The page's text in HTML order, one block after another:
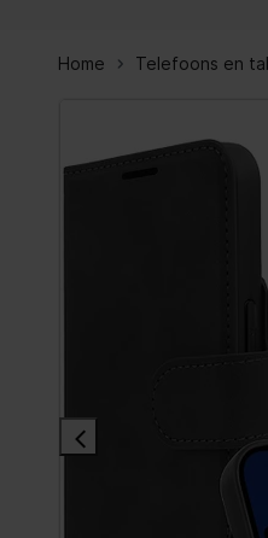
Home Telefoons en